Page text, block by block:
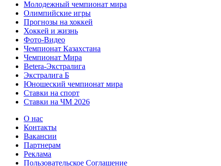
Молодежный чемпионат мира
Олимпийские игры
Прогнозы на хоккей
Хоккей и жизнь
Фото-Видео
Чемпионат Казахстана
Чемпионат Мира
Betera-Экстралига
Экстралига Б
Юношеский чемпионат мира
Ставки на спорт
Ставки на ЧМ 2026
О нас
Контакты
Вакансии
Партнерам
Реклама
Пользовательское Соглашение